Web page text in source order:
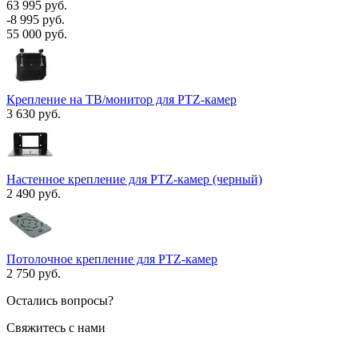
63 995 руб.
-8 995 руб.
55 000 руб.
Крепление на ТВ/монитор для PTZ-камер
3 630 руб.
Настенное крепление для PTZ-камер (черный)
2 490 руб.
Потолочное крепление для PTZ-камер
2 750 руб.
Остались вопросы?
Свяжитесь с нами